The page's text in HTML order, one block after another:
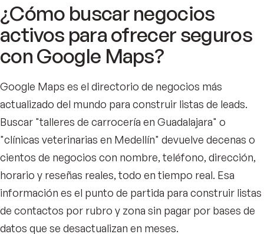
¿Cómo buscar negocios
activos para ofrecer seguros
con Google Maps?
Google Maps es el directorio de negocios más
actualizado del mundo para construir listas de leads.
Buscar "talleres de carrocería en Guadalajara" o
"clínicas veterinarias en Medellín" devuelve decenas o
cientos de negocios con nombre, teléfono, dirección,
horario y reseñas reales, todo en tiempo real. Esa
información es el punto de partida para construir listas
de contactos por rubro y zona sin pagar por bases de
datos que se desactualizan en meses.